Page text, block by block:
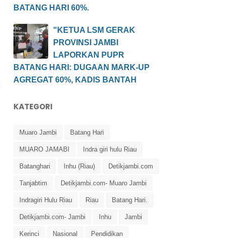
BATANG HARI 60%.
"KETUA LSM GERAK
PROVINSI JAMBI
LAPORKAN PUPR
BATANG HARI: DUGAAN MARK-UP
AGREGAT 60%, KADIS BANTAH
KATEGORI
Muaro Jambi Batang Hari
MUARO JAMABI Indra giri hulu Riau
Batanghari Inhu (Riau) Detikjambi.com
Tanjabtim Detikjambi.com- Muaro Jambi
Indragiri Hulu Riau Riau Batang Hari.
Detikjambi.com- Jambi Inhu Jambi
Kerinci Nasional Pendidikan